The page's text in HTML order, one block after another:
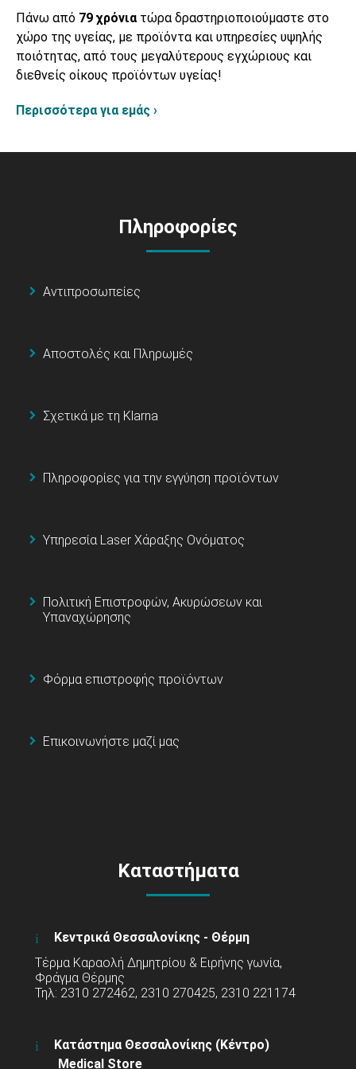
Πάνω από 79 χρόνια τώρα δραστηριοποιούμαστε στο
χώρο της υγείας, με προϊόντα και υπηρεσίες υψηλής
ποιότητας, από τους μεγαλύτερους εγχώριους και
διεθνείς οίκους προϊόντων υγείας!
Περισσότερα για εμάς ›
Πληροφορίες
Αντιπροσωπείες
Αποστολές και Πληρωμές
Σχετικά με τη Klarna
Πληροφορίες για την εγγύηση προϊόντων
Υπηρεσία Laser Χάραξης Ονόματος
Πολιτική Επιστροφών, Ακυρώσεων και
Υπαναχώρησης
Φόρμα επιστροφής προϊόντων
Επικοινωνήστε μαζί μας
Καταστήματα
Κεντρικά Θεσσαλονίκης - Θέρμη
Τέρμα Καραολή Δημητρίου & Ειρήνης γωνία,
Φράγμα Θέρμης
Τηλ: 2310 272462, 2310 270425, 2310 221174
Κατάστημα Θεσσαλονίκης (Κέντρο)
Medical Store